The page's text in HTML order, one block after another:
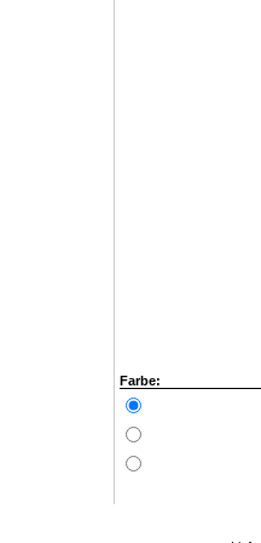
Farbe: